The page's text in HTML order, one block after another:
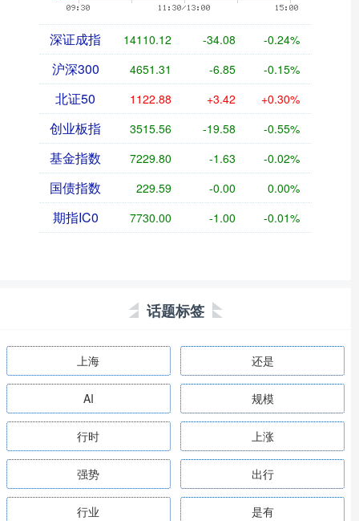
深证成指 14110.12 -34.08 -0.24%
沪深300 4651.31 -6.85 -0.15%
北证50 1122.88 +3.42 +0.30%
创业板指 3515.56 -19.58 -0.55%
基金指数 7229.80 -1.63 -0.02%
国债指数 229.59 -0.00 0.00%
期指IC0 7730.00 -1.00 -0.01%
话题标签
上海 还是
AI 规模
行时 上涨
强势 出行
行业 是有